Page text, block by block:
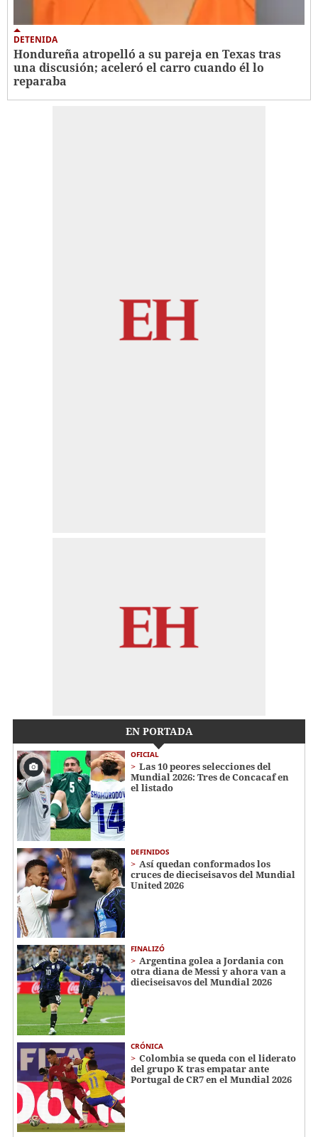
DETENIDA
Hondureña atropelló a su pareja en Texas tras
una discusión; aceleró el carro cuando él lo
reparaba
EN PORTADA
OFICIAL
Las 10 peores selecciones del
Mundial 2026: Tres de Concacaf en
el listado
DEFINIDOS
Así quedan conformados los
cruces de dieciseisavos del Mundial
United 2026
FINALIZÓ
Argentina golea a Jordania con
otra diana de Messi y ahora van a
dieciseisavos del Mundial 2026
CRÓNICA
Colombia se queda con el liderato
del grupo K tras empatar ante
Portugal de CR7 en el Mundial 2026